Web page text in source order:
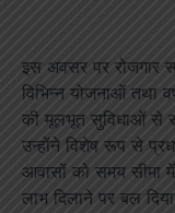
इस अवसर पर रोजगार
विभिन्न योजनाओं तथा
की मूलभूत सुविधाओं से
उन्होंने विशेष रूप से
आवासों को समय सीमा में
लाभ दिलाने पर बल